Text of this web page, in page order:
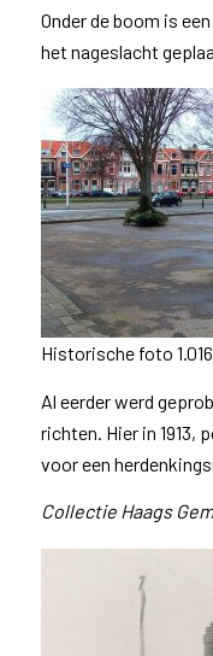
Onder de boom is
het nageslacht
Historische foto
Al eerder werd
richten. Hier in 1913,
voor een
Collectie Haags